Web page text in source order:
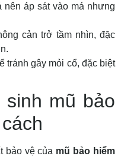
nên áp sát vào má nhưng
cản trở tầm nhìn, đặc
tránh gây mỏi cổ, đặc biệt
mũ bảo
bảo vệ của mũ bảo hiểm